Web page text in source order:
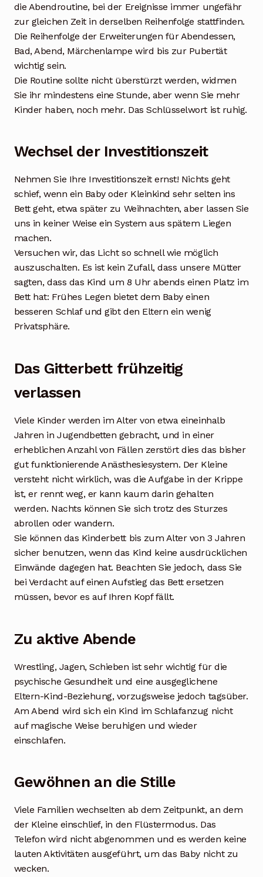
die Abendroutine, bei der Ereignisse immer ungefähr
zur gleichen Zeit in derselben Reihenfolge stattfinden.
Die Reihenfolge der Erweiterungen für Abendessen,
Bad, Abend, Märchenlampe wird bis zur Pubertät
wichtig sein.
Die Routine sollte nicht überstürzt werden, widmen
Sie ihr mindestens eine Stunde, aber wenn Sie mehr
Kinder haben, noch mehr. Das Schlüsselwort ist ruhig.
Wechsel der Investitionszeit
Nehmen Sie Ihre Investitionszeit ernst! Nichts geht
schief, wenn ein Baby oder Kleinkind sehr selten ins
Bett geht, etwa später zu Weihnachten, aber lassen Sie
uns in keiner Weise ein System aus spätem Liegen
machen.
Versuchen wir, das Licht so schnell wie möglich
auszuschalten. Es ist kein Zufall, dass unsere Mütter
sagten, dass das Kind um 8 Uhr abends einen Platz im
Bett hat: Frühes Legen bietet dem Baby einen
besseren Schlaf und gibt den Eltern ein wenig
Privatsphäre.
Das Gitterbett frühzeitig
verlassen
Viele Kinder werden im Alter von etwa eineinhalb
Jahren in Jugendbetten gebracht, und in einer
erheblichen Anzahl von Fällen zerstört dies das bisher
gut funktionierende Anästhesiesystem. Der Kleine
versteht nicht wirklich, was die Aufgabe in der Krippe
ist, er rennt weg, er kann kaum darin gehalten
werden. Nachts können Sie sich trotz des Sturzes
abrollen oder wandern.
Sie können das Kinderbett bis zum Alter von 3 Jahren
sicher benutzen, wenn das Kind keine ausdrücklichen
Einwände dagegen hat. Beachten Sie jedoch, dass Sie
bei Verdacht auf einen Aufstieg das Bett ersetzen
müssen, bevor es auf Ihren Kopf fällt.
Zu aktive Abende
Wrestling, Jagen, Schieben ist sehr wichtig für die
psychische Gesundheit und eine ausgeglichene
Eltern-Kind-Beziehung, vorzugsweise jedoch tagsüber.
Am Abend wird sich ein Kind im Schlafanzug nicht
auf magische Weise beruhigen und wieder
einschlafen.
Gewöhnen an die Stille
Viele Familien wechselten ab dem Zeitpunkt, an dem
der Kleine einschlief, in den Flüstermodus. Das
Telefon wird nicht abgenommen und es werden keine
lauten Aktivitäten ausgeführt, um das Baby nicht zu
wecken.